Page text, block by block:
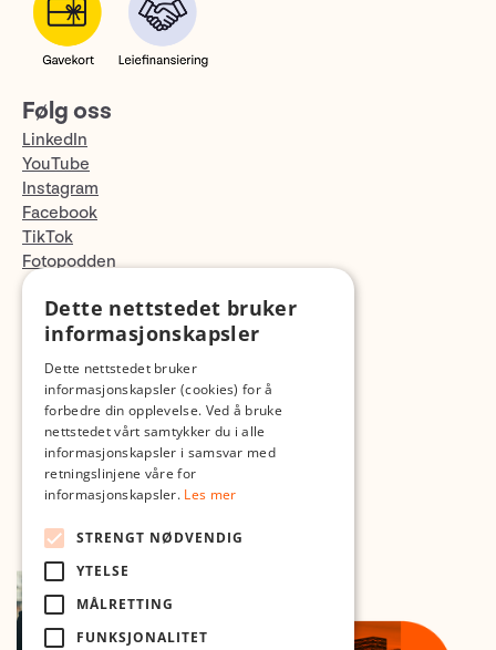
Følg oss
LinkedIn
YouTube
Instagram
Facebook
TikTok
Fotopodden
Med forbehold om skrive- og lagerfeil
Dette nettstedet bruker
informasjonskapsler
Dette nettstedet bruker
informasjonskapsler (cookies) for å
forbedre din opplevelse. Ved å bruke
nettstedet vårt samtykker du i alle
informasjonskapsler i samsvar med
retningslinjene våre for
informasjonskapsler. Les mer
STRENGT NØDVENDIG
YTELSE
MÅLRETTING
FUNKSJONALITET